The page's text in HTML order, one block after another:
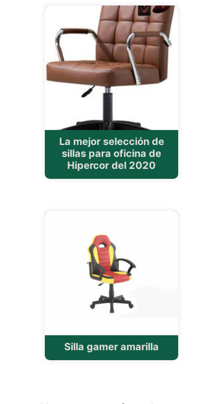
La mejor selección de
sillas para oficina de
Hipercor del 2020
Silla gamer amarilla